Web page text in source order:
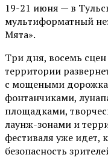
19-21 июня — в
мультиформатный
Мята».
Три дня, восемь
территории
с мощеными
фонтанчиками,
площадками,
лаунж-зонами и
фестиваля уже идет,
безопасность